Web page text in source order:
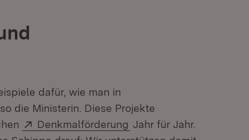
dafür, wie man in
die Ministerin. Diese Projekte
Extern:
Denkmalförderung (Öffnet in neuem Fenster)
Jahr für Jahr.